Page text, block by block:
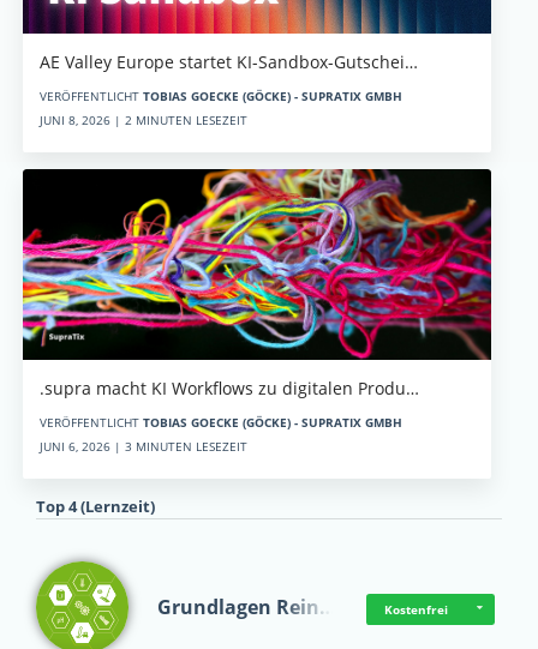
AE Valley Europe startet KI-Sandbox-Gutschei…
VERÖFFENTLICHT TOBIAS GOECKE (GÖCKE) - SUPRATIX GMBH
JUNI 8, 2026 | 2 MINUTEN LESEZEIT
.supra macht KI Workflows zu digitalen Produ…
VERÖFFENTLICHT TOBIAS GOECKE (GÖCKE) - SUPRATIX GMBH
JUNI 6, 2026 | 3 MINUTEN LESEZEIT
Top 4 (Lernzeit)
Grundlagen Rein… Kostenfrei